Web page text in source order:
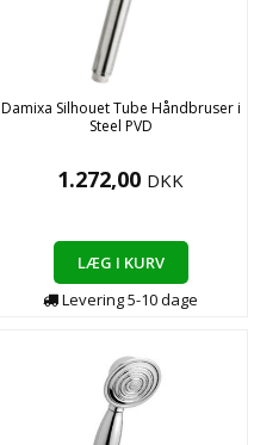
Damixa Silhouet Tube Håndbruser i
Steel PVD
1.272,00 DKK
LÆG I KURV
Levering5-10dage